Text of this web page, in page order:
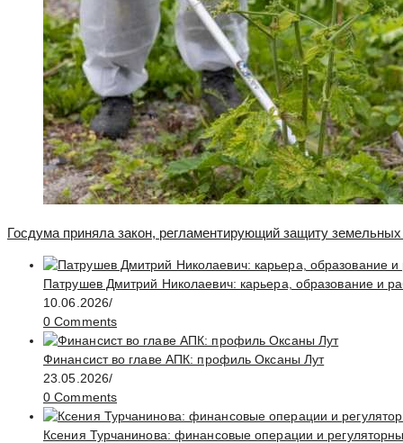
Госдума приняла закон, регламентирующий защиту
Патрушев Дмитрий Николаевич: карьера, образование и
10.06.2026/
0 Comments
Финансист во главе АПК: профиль Оксаны Лут
23.05.2026/
0 Comments
Ксения Турчанинова: финансовые операции и